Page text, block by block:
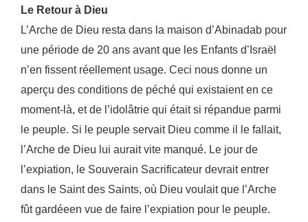
Le Retour à Dieu
L’Arche de Dieu resta dans la maison d’Abinadab pour
une période de 20 ans avant que les Enfants d’Israël
n’en fissent réellement usage. Ceci nous donne un
aperçu des conditions de péché qui existaient en ce
moment-là, et de l’idolâtrie qui était si répandue parmi
le peuple. Si le peuple servait Dieu comme il le fallait,
l’Arche de Dieu lui aurait vite manqué. Le jour de
l’expiation, le Souverain Sacrificateur devrait entrer
dans le Saint des Saints, où Dieu voulait que l’Arche
fût gardéeen vue de faire l’expiation pour le peuple.